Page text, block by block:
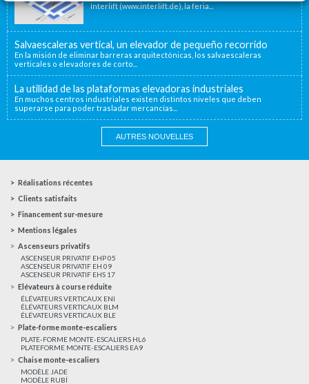
Interlift (www.interlift.de), la feria...
Salvaescaleras vertical, un elevador de pequeño recorrido
En la misión de eliminar barreras arquitectónicas, los salvaescaleras
verticales o elevadores de corto...
La utilidad de las plataformas elevadoras industriales
En muchos centros industriales existen distintos niveles que deben
superarse para poder trasladar mercancías...
AUTRES NOUVELLES
Réalisations récentes
Clients satisfaits
Financement sur-mesure
Mentions légales
Ascenseurs privatifs
ASCENSEUR PRIVATIF EHP 05
ASCENSEUR PRIVATIF EH 09
ASCENSEUR PRIVATIF EHS 17
Elévateurs à course réduite
ÉLÉVATEURS VERTICAUX ENI
ÉLÉVATEURS VERTICAUX BLM
ÉLÉVATEURS VERTICAUX BLE
Plate-forme monte-escaliers
PLATE-FORME MONTE-ESCALIERS HL6
PLATEFORME MONTE-ESCALIERS EA9
Chaise monte-escaliers
MODÈLE JADE
MODÈLE RUBÍ